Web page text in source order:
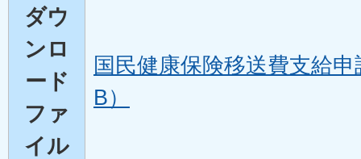
ダウ
ンロ
ード
ファ
イル
国民健康保険移送費支給
B）